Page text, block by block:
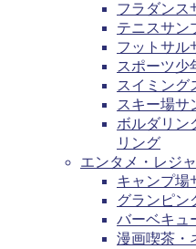
フラダンス
テニスサン
フットサル
スポーツ少
スイミング
スキー場サ
ボルダリン
リング
エンタメ・レジ
キャンプ場
グランピン
バーベキュ
漫画喫茶・